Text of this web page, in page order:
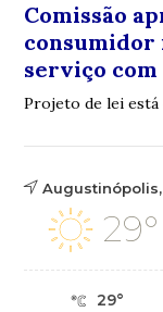
Comissão
consumidor
serviço
Projeto de lei está
29°
29°